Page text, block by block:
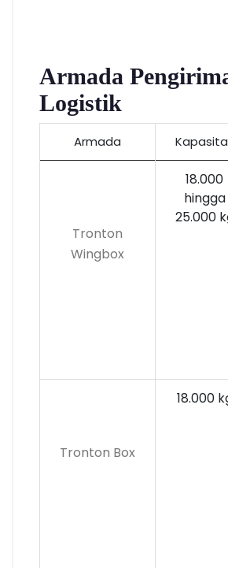
Armada
Logistik
Armada
Tronton
Wingbox
18.000
hingga
25.000
Tronton Box
18.000